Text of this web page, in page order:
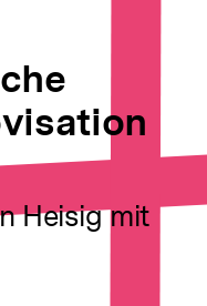
Heisig mit